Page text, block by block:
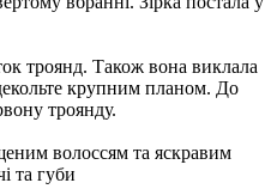
троянд. Також вона виклала
крупним планом. До
троянду.
волоссям та яскравим
та губи